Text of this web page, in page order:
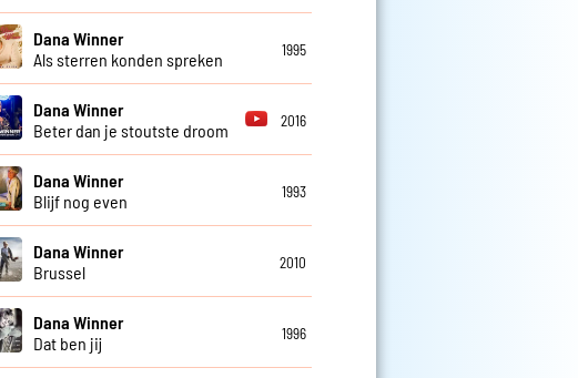
Dana Winner
Als sterren konden spreken
1995
Dana Winner
Beter dan je stoutste droom
2016
Dana Winner
Blijf nog even
1993
Dana Winner
Brussel
2010
Dana Winner
Dat ben jij
1996